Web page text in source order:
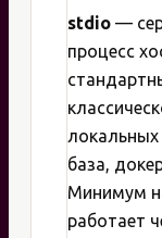
stdio —
процесс
база,
Минимум
работает